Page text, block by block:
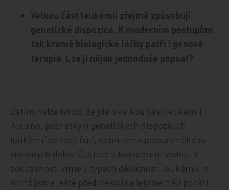
Velkou část leukémií zřejmě způsobují
genetické dispozice. K moderním postupům
tak kromě biologické léčby patří i genová
terapie. Lze ji nějak jednoduše popsat?
Zatím nelze tvrdit, že jde o velkou část leukémií.
Ale ano, poznatky o genetických dispozicích
leukémií se rozšiřují, sami jsme popsali několik
vrozených defektů, které k leukémiím vedou. V
současnosti víme o typech dědičnosti leukémií, o
nichž jsme ještě před několika lety neměli ponětí.